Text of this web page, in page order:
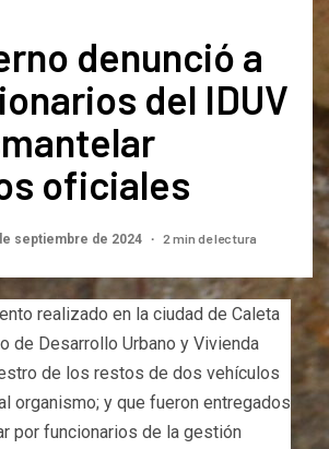
denunció a
del IDUV
oficiales
septiembre de 2024 2 min de lectura
realizado en la ciudad de Caleta
de Desarrollo Urbano y Vivienda
de los restos de dos vehículos
organismo; y que fueron entregados
por funcionarios de la gestión